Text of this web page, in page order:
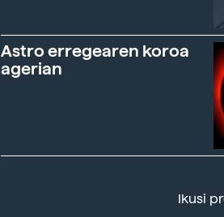
Astro erregearen koroa
agerian
Ikusi